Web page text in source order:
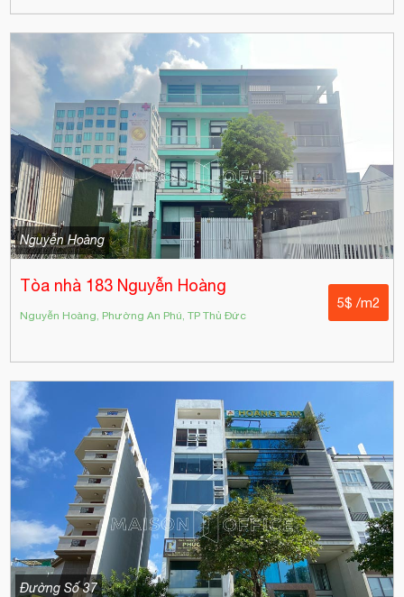
Nguyễn Hoàng
Tòa nhà 183 Nguyễn Hoàng
Nguyễn Hoàng, Phường An Phú, TP Thủ Đức
5$ /m2
Đường Số 37